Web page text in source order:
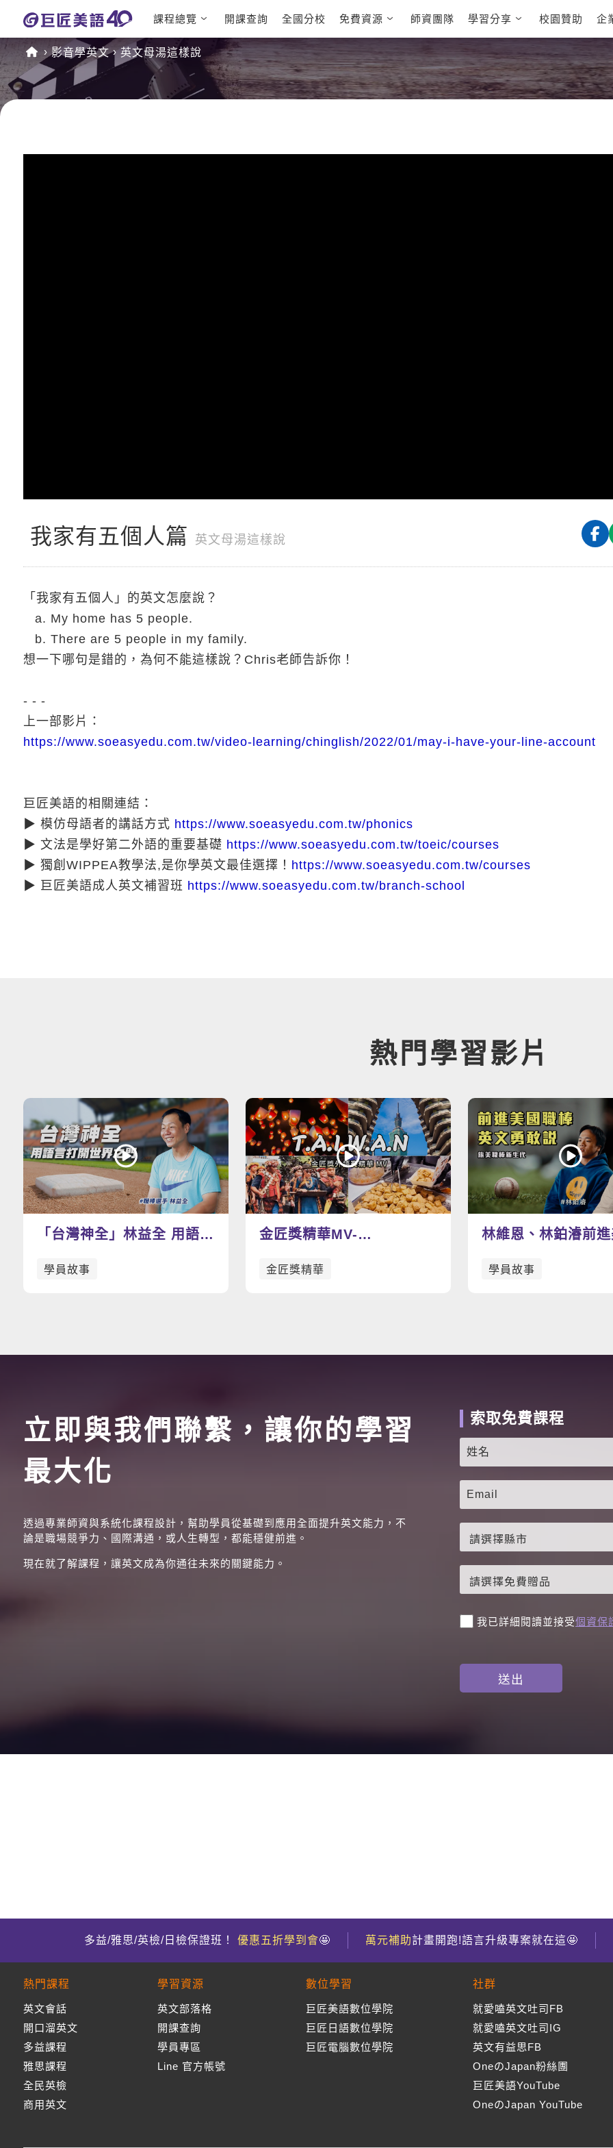
課程總覽
日語課程總表
英文課程總表
英文會話
英文檢定
TOEIC 多益課程
IELTS 雅思課程
能力養成
自然發音
英文聽力養成
開口溜英文
旅遊英文
開課查詢 全國分校 免費資源
多益秒學堂 英文能
師資團隊 學習分享
學員讚出來
校園贊助 企
影音學英文 英文母湯這樣說
我家有五個人篇 英文母湯這樣說
「我家有五個人」的英文怎麼說？
My home has 5 people.
There are 5 people in my family.
想一下哪句是錯的，為何不能這樣說？Chris老師告訴你！
- - -
上一部影片：
https://www.soeasyedu.com.tw/video-learning/chinglish/2022/01/may-i-have-your-line-account
巨匠美語的相關連結：
▶ 模仿母語者的講話方式 https://www.soeasyedu.com.tw/phonics
▶ 文法是學好第二外語的重要基礎 https://www.soeasyedu.com.tw/toeic/courses
▶ 獨創WIPPEA教學法,是你學英文最佳選擇！ https://www.soeasyedu.com.tw/courses
▶ 巨匠美語成人英文補習班 https://www.soeasyedu.com.tw/branch-school
熱門學習影片
「台灣神全」林益全 用語言
學員故事
金匠獎精華MV-
金匠獎精華
林維恩、林鉑濬前
學員故事
立即與我們聯繫，讓你的學習
最大化
透過專業師資與系統化課程設計，幫助學員從基礎到應用全面提升英文能力，不
論是職場競爭力、國際溝通，或人生轉型，都能穩健前進。
現在就了解課程，讓英文成為你通往未來的關鍵能力。
索取免費課程
我已詳細閱讀並接受個資保
多益/雅思/英檢/日檢保證班！ 優惠五折學到會🤩 萬元補助計畫開跑!語言升級專案就在這🤩
熱門課程
英文會話
開口溜英文
多益課程
雅思課程
全民英檢
商用英文
學習資源
英文部落格
開課查詢
學員專區
Line 官方帳號
數位學習
巨匠美語數位學院
巨匠日語數位學院
巨匠電腦數位學院
社群
就愛嗑英文吐司FB
就愛嗑英文吐司IG
英文有益思FB
OneのJapan粉絲團
巨匠美語YouTube
OneのJapan YouTube